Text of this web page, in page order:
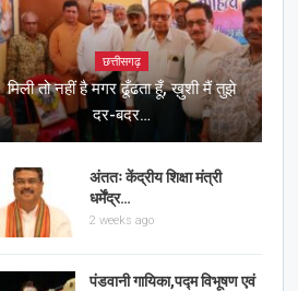
छत्तीसगढ़
मिली तो नहीं है मगर ढूँढता हूँ, ख़ुशी मैं तुझे
दर-बदर…
अंततः केंद्रीय शिक्षा मंत्री
धर्मेंद्र…
2 weeks ago
पंडवानी गायिका,पद्म विभूषण एवं